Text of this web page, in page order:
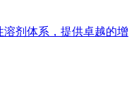
剂体系，提供卓越的增